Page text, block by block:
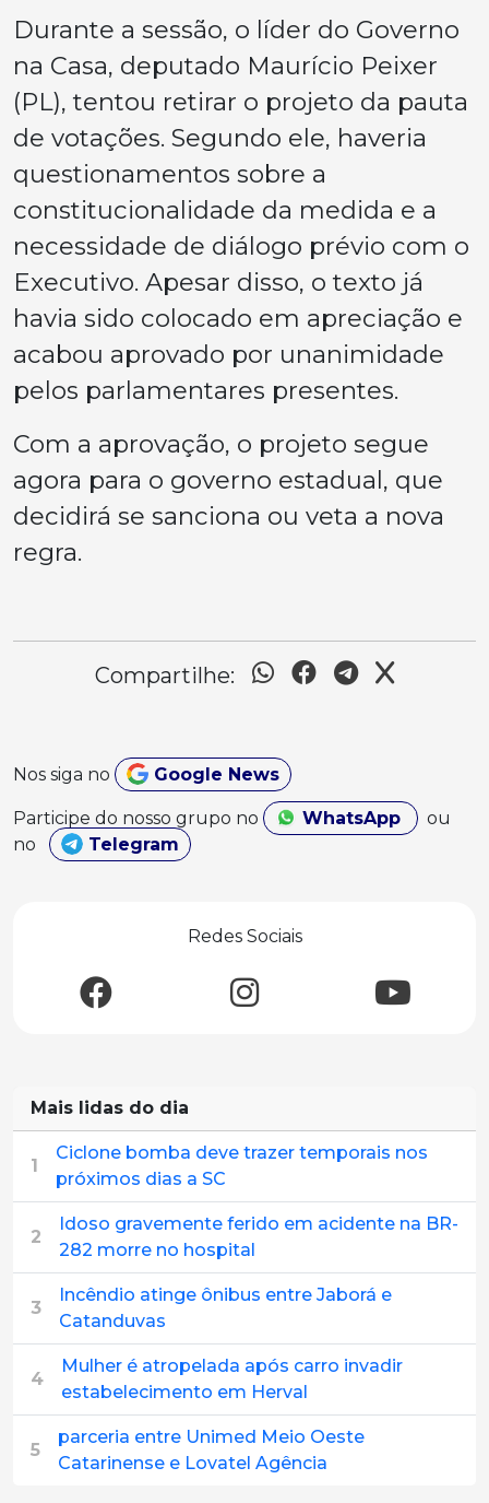
Durante a sessão, o líder do Governo
na Casa, deputado Maurício Peixer
(PL), tentou retirar o projeto da pauta
de votações. Segundo ele, haveria
questionamentos sobre a
constitucionalidade da medida e a
necessidade de diálogo prévio com o
Executivo. Apesar disso, o texto já
havia sido colocado em apreciação e
acabou aprovado por unanimidade
pelos parlamentares presentes.
Com a aprovação, o projeto segue
agora para o governo estadual, que
decidirá se sanciona ou veta a nova
regra.
Compartilhe:
Nos siga no Google News
Participe do nosso grupo no WhatsApp
ou
no
Telegram
Redes Sociais
Mais lidas do dia
1
Ciclone bomba deve trazer temporais nos
próximos dias a SC
2
Idoso gravemente ferido em acidente na BR-
282 morre no hospital
3
Incêndio atinge ônibus entre Jaborá e
Catanduvas
4
Mulher é atropelada após carro invadir
estabelecimento em Herval
5
parceria entre Unimed Meio Oeste
Catarinense e Lovatel Agência